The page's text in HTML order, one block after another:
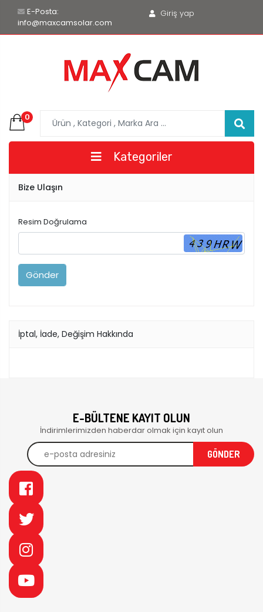
E-Posta:
info@maxcamsolar.com
Giriş yap
0
Kategoriler
Bize Ulaşın
Resim Doğrulama
İptal, İade, Değişim Hakkında
E-BÜLTENE KAYIT OLUN
İndirimlerimizden haberdar olmak için kayıt olun